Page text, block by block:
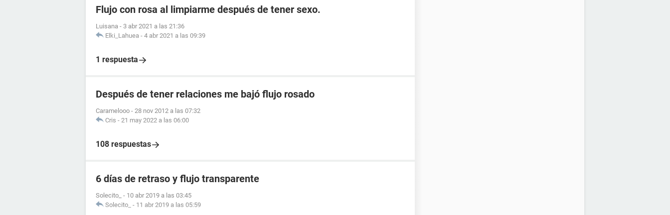
Flujo con rosa al limpiarme después de tener sexo.
Luisana - 3 abr 2021 a las 21:36
Elki_Lahuea - 4 abr 2021 a las 09:39
1 respuesta
Después de tener relaciones me bajó flujo rosado
Caramelooo - 28 nov 2012 a las 07:32
Cris - 21 may 2022 a las 06:00
108 respuestas
6 días de retraso y flujo transparente
Solecito_ - 10 abr 2019 a las 03:45
Solecito_ - 11 abr 2019 a las 05:59